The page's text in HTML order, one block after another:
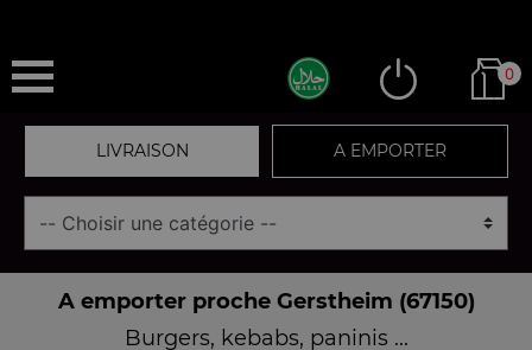
0
LIVRAISON A EMPORTER
A emporter proche Gerstheim (67150)
Burgers, kebabs, paninis ...